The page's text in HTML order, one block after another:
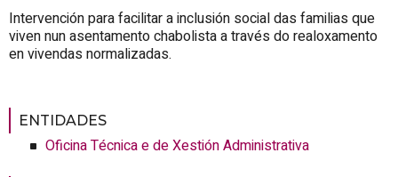
Intervención para facilitar a inclusión social das familias que
viven nun asentamento chabolista a través do realoxamento
en vivendas normalizadas.
ENTIDADES
Oficina Técnica e de Xestión Administrativa